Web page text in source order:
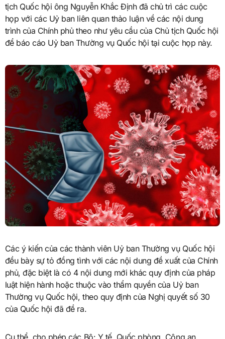
tịch Quốc hội ông Nguyễn Khắc Định đã chủ trì các cuộc
họp với các Uỷ ban liên quan thảo luận về các nội dung
trình của Chính phủ theo như yêu cầu của Chủ tịch Quốc hội
để báo cáo Uỷ ban Thường vụ Quốc hội tại cuộc họp này.
Các ý kiến của các thành viên Uỷ ban Thường vụ Quốc hội
đều bày sự tỏ đồng tình với các nội dung đề xuất của Chính
phủ, đặc biệt là có 4 nội dung mới khác quy định của pháp
luật hiện hành hoặc thuộc vào thẩm quyền của Uỷ ban
Thường vụ Quốc hội, theo quy định của Nghị quyết số 30
của Quốc hội đã đề ra.